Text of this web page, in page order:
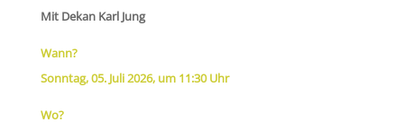
Mit Dekan Karl Jung
Wann?
Sonntag, 05. Juli 2026, um 11:30 Uhr
Wo?